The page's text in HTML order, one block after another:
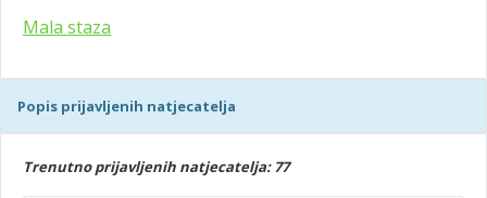
Mala staza
Popis prijavljenih natjecatelja
Trenutno prijavljenih natjecatelja: 77